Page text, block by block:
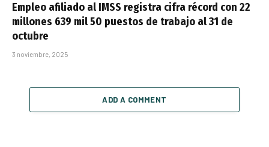
Empleo afiliado al IMSS registra cifra récord con 22
millones 639 mil 50 puestos de trabajo al 31 de
octubre
3 noviembre, 2025
ADD A COMMENT